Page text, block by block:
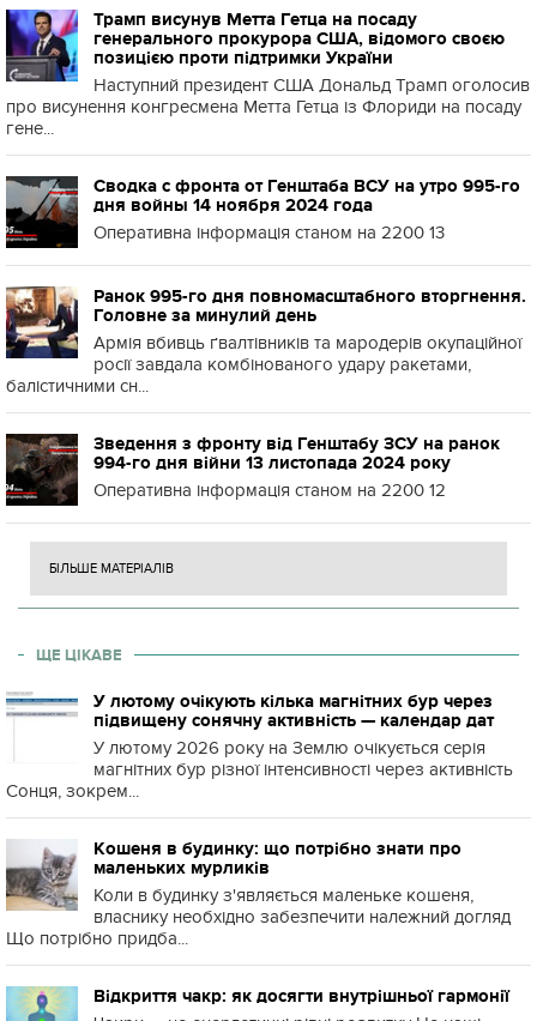
Трамп висунув Метта Гетца на посаду
генерального прокурора США, відомого своєю
позицією проти підтримки України
Наступний президент США Дональд Трамп оголосив
про висунення конгресмена Метта Гетца із Флориди на посаду
гене...
Сводка с фронта от Генштаба ВСУ на утро 995-го
дня войны 14 ноября 2024 года
Оперативна інформація станом на 2200 13
Ранок 995-го дня повномасштабного вторгнення.
Головне за минулий день
Армія вбивць ґвалтівників та мародерів окупаційної
росії завдала комбінованого удару ракетами,
балістичними сн...
Зведення з фронту від Генштабу ЗСУ на ранок
994-го дня війни 13 листопада 2024 року
Оперативна інформація станом на 2200 12
БІЛЬШЕ МАТЕРІАЛІВ
ЩЕ ЦІКАВЕ
У лютому очікують кілька магнітних бур через
підвищену сонячну активність — календар дат
У лютому 2026 року на Землю очікується серія
магнітних бур різної інтенсивності через активність
Сонця, зокрем...
Кошеня в будинку: що потрібно знати про
маленьких мурликів
Коли в будинку з'являється маленьке кошеня,
власнику необхідно забезпечити належний догляд
Що потрібно придба...
Відкриття чакр: як досягти внутрішньої гармонії